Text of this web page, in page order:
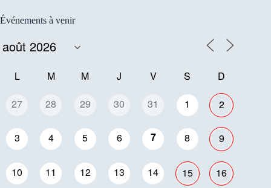
Événements à venir
L M M J V S D
27 28 29 30 31 1 2
3 4 5 6 7 8 9
10 11 12 13 14 15 16